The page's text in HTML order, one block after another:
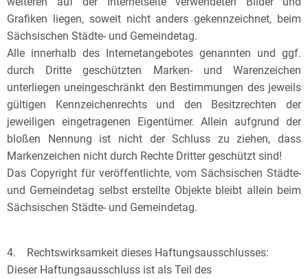
Grafiken liegen, soweit nicht anders gekennzeichnet, beim
Sächsischen Städte- und Gemeindetag.
Alle innerhalb des Internetangebotes genannten und ggf.
durch Dritte geschützten Marken- und Warenzeichen
unterliegen uneingeschränkt den Bestimmungen des jeweils
gültigen Kennzeichenrechts und den Besitzrechten der
jeweiligen eingetragenen Eigentümer. Allein aufgrund der
bloßen Nennung ist nicht der Schluss zu ziehen, dass
Markenzeichen nicht durch Rechte Dritter geschützt sind!
Das Copyright für veröffentlichte, vom Sächsischen Städte-
und Gemeindetag selbst erstellte Objekte bleibt allein beim
Sächsischen Städte- und Gemeindetag.
4. Rechtswirksamkeit dieses Haftungsausschlusses:
Dieser Haftungsausschluss ist als Teil des